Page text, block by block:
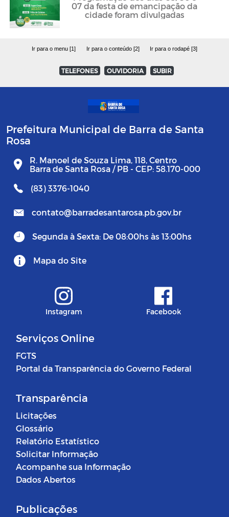
07 da festa de emancipação da
cidade foram divulgadas
Ir para o menu [1] Ir para o conteúdo [2] Ir para o rodapé [3]
TELEFONES OUVIDORIA SUBIR
Prefeitura Municipal de Barra de Santa
Rosa
R. Manoel de Souza Lima, 118, Centro
Barra de Santa Rosa / PB - CEP: 58.170-000
(83) 3376-1040
contato@barradesantarosa.pb.gov.br
Segunda à Sexta: De 08:00hs às 13:00hs
Mapa do Site
Instagram Facebook
Serviços Online
FGTS
Portal da Transparência do Governo Federal
Transparência
Licitações
Glossário
Relatório Estatístico
Solicitar Informação
Acompanhe sua Informação
Dados Abertos
Publicações